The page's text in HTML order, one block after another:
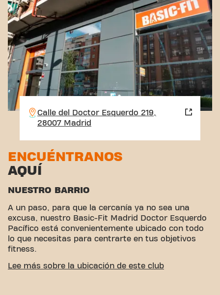
Calle del Doctor Esquerdo 219,
28007 Madrid
ENCUÉNTRANOS
AQUÍ
NUESTRO BARRIO
A un paso, para que la cercanía ya no sea una
excusa, nuestro Basic-Fit Madrid Doctor Esquerdo
Pacífico está convenientemente ubicado con todo
lo que necesitas para centrarte en tus objetivos
fitness.
ACCESIBILIDAD FÁCIL
Lee más sobre la ubicación de este club